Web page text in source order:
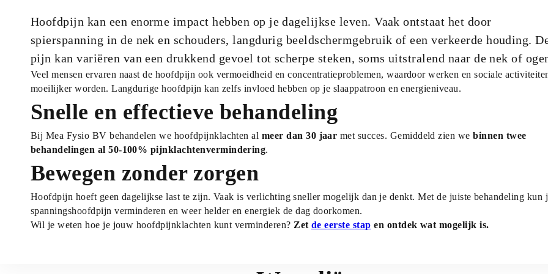
Hoofdpijn kan een enorme impact hebben op je dagelijkse leven. Vaak ontstaat het door
spierspanning in de nek en schouders, langdurig beeldschermgebruik of een verkeerde houding.
pijn kan variëren van een drukkend gevoel tot scherpe steken, soms uitstralend naar de nek of
Veel mensen ervaren naast de hoofdpijn ook vermoeidheid en concentratieproblemen, waardoor werken en sociale
moeilijker worden. Langdurige hoofdpijn kan zelfs invloed hebben op je slaappatroon en energieniveau.
Snelle en effectieve behandeling
Bij Mea Fysio BV behandelen we hoofdpijnklachten al meer dan 30 jaar met succes. Gemiddeld zien we binnen twee
behandelingen al 50-100% pijnklachtenvermindering.
Bewegen zonder zorgen
Hoofdpijn hoeft geen dagelijkse last te zijn. Vaak is verlichting sneller mogelijk dan je denkt. Met de juiste behandeling kun
spanningshoofdpijn verminderen en weer helder en energiek de dag doorkomen.
Wil je weten hoe je jouw hoofdpijnklachten kunt verminderen? Zet de eerste stap en ontdek wat mogelijk is.